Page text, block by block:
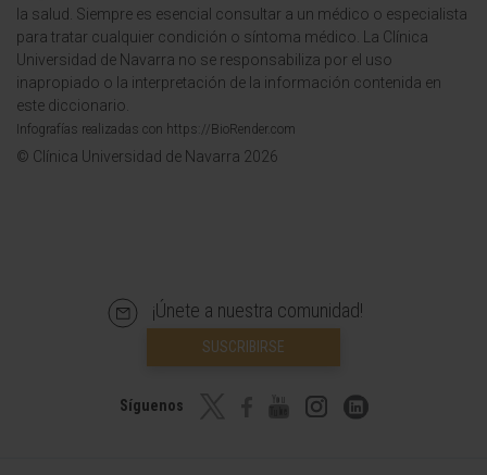
la salud. Siempre es esencial consultar a un médico o especialista
para tratar cualquier condición o síntoma médico. La Clínica
Universidad de Navarra no se responsabiliza por el uso
inapropiado o la interpretación de la información contenida en
este diccionario.
Infografías realizadas con https://BioRender.com
© Clínica Universidad de Navarra 2026
¡Únete a nuestra comunidad!
SUSCRIBIRSE
Síguenos